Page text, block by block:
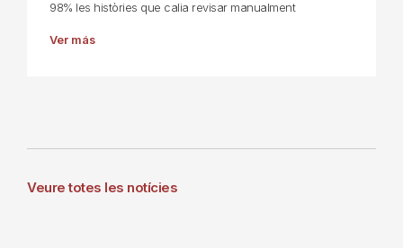
98% les històries que calia revisar manualment
Ver más
Veure totes les notícies